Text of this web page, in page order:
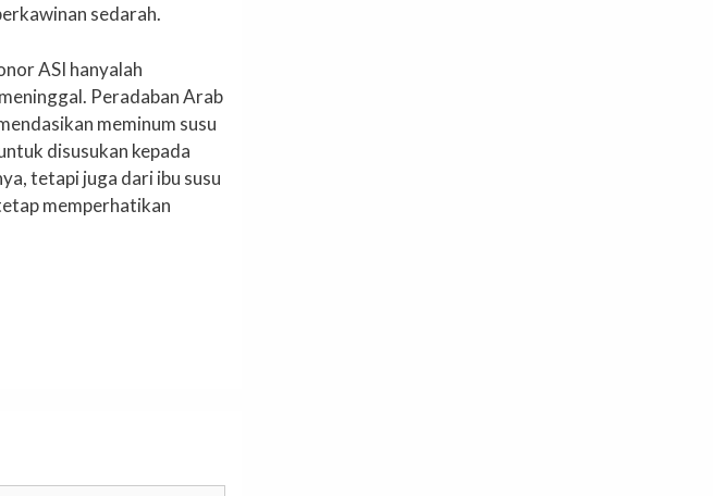
sedarah.
ASI hanyalah
Peradaban Arab
meminum susu
disusukan kepada
tetapi juga dari ibu susu
memperhatikan